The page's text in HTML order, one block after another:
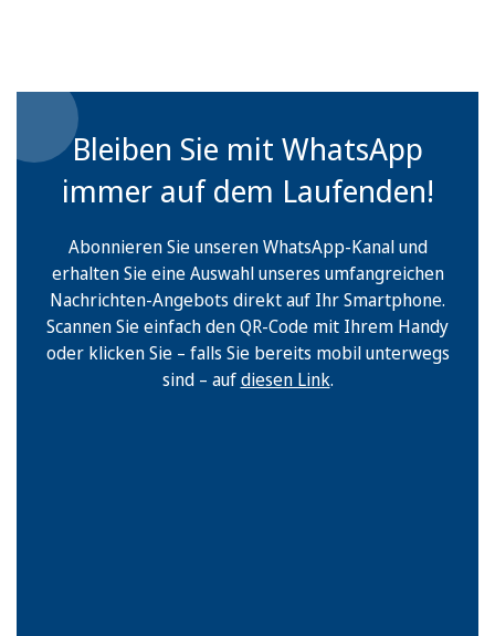
Bleiben Sie mit WhatsApp
immer auf dem Laufenden!
Abonnieren Sie unseren WhatsApp-Kanal und
erhalten Sie eine Auswahl unseres umfangreichen
Nachrichten-Angebots direkt auf Ihr Smartphone.
Scannen Sie einfach den QR-Code mit Ihrem Handy
oder klicken Sie – falls Sie bereits mobil unterwegs
sind – aufdiesen Link.